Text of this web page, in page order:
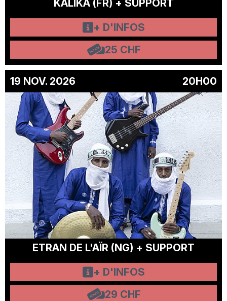
KALIKA (FR) + SUPPORT
+ D'INFOS
25 CHF
19 NOV. 2026 20H00
ETRAN DE L'AÏR (NG) + SUPPORT
+ D'INFOS
29 CHF